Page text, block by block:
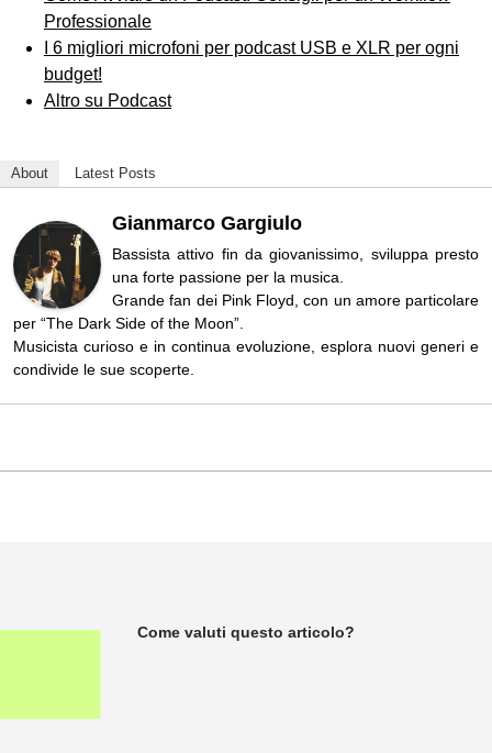
Professionale
I 6 migliori microfoni per podcast USB e XLR per ogni
budget!
Altro su Podcast
About Latest Posts
Gianmarco Gargiulo
Bassista attivo fin da giovanissimo, sviluppa presto
una forte passione per la musica.
Grande fan dei Pink Floyd, con un amore particolare
per “The Dark Side of the Moon”.
Musicista curioso e in continua evoluzione, esplora nuovi generi e
condivide le sue scoperte.
Come valuti questo articolo?